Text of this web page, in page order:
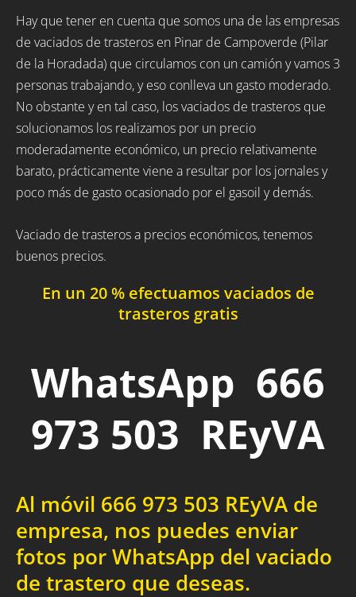
Hay que tener en cuenta que somos una de las empresas
de vaciados de trasteros en Pinar de Campoverde (Pilar
de la Horadada) que circulamos con un camión y vamos 3
personas trabajando, y eso conlleva un gasto moderado.
No obstante y en tal caso, los vaciados de trasteros que
solucionamos los realizamos por un precio
moderadamente económico, un precio relativamente
barato, prácticamente viene a resultar por los jornales y
poco más de gasto ocasionado por el gasoil y demás.
Vaciado de trasteros a precios económicos, tenemos
buenos precios.
En un 20 % efectuamos vaciados de
trasteros gratis
WhatsApp 666
973 503 REyVA
Al móvil 666 973 503 REyVA de
empresa, nos puedes enviar
fotos por WhatsApp del vaciado
de trastero que deseas.